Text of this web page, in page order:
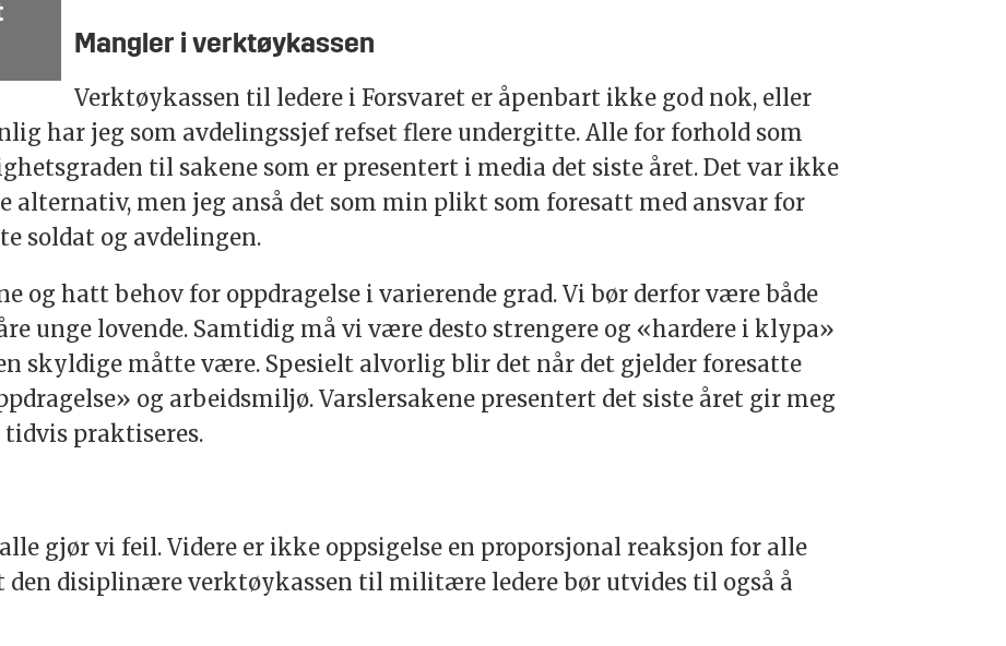
Mangler i verktøykassen
Verktøykassen til ledere i Forsvaret er åpenbart ikke god nok, eller
har jeg som avdelingssjef refset flere undergitte. Alle for forhold som
til sakene som er presentert i media det siste året. Det var ikke
alternativ, men jeg anså det som min plikt som foresatt med ansvar for
soldat og avdelingen.
og hatt behov for oppdragelse i varierende grad. Vi bør derfor være både
unge lovende. Samtidig må vi være desto strengere og «hardere i klypa»
skyldige måtte være. Spesielt alvorlig blir det når det gjelder foresatte
og arbeidsmiljø. Varslersakene presentert det siste året gir meg
praktiseres.
gjør vi feil. Videre er ikke oppsigelse en proporsjonal reaksjon for alle
den disiplinære verktøykassen til militære ledere bør utvides til også å